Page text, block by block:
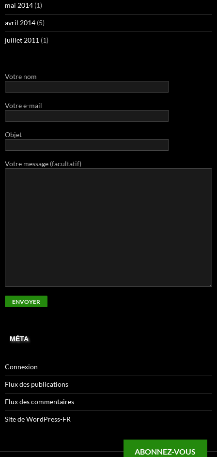
mai 2014 (1)
avril 2014 (5)
juillet 2011 (1)
Votre nom
Votre e-mail
Objet
Votre message (facultatif)
MÉTA
Connexion
Flux des publications
Flux des commentaires
Site de WordPress-FR
ABONNEZ-VOUS